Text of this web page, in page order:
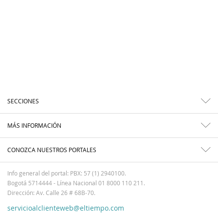
SECCIONES
MÁS INFORMACIÓN
CONOZCA NUESTROS PORTALES
Info general del portal: PBX: 57 (1) 2940100.
Bogotá 5714444 - Línea Nacional 01 8000 110 211.
Dirección: Av. Calle 26 # 68B-70.
servicioalclienteweb@eltiempo.com